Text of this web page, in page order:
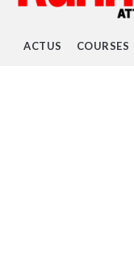
ACTUS COURSES